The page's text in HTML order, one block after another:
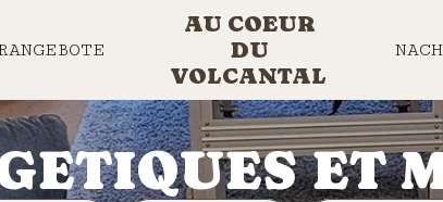
AU COEUR
DU
VOLCANTAL
ET